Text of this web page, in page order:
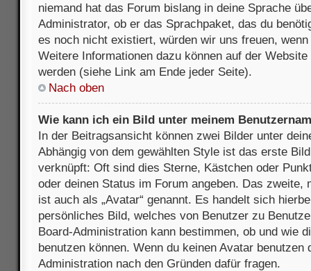
niemand hat das Forum bislang in deine Sprache
Administrator, ob er das Sprachpaket, das du
es noch nicht existiert, würden wir uns freuen,
Weitere Informationen dazu können auf der
werden (siehe Link am Ende jeder Seite).
Nach oben
Wie kann ich ein Bild unter meinem
In der Beitragsansicht können zwei Bilder unter
Abhängig von dem gewählten Style ist das erste
verknüpft: Oft sind dies Sterne, Kästchen oder
oder deinen Status im Forum angeben. Das zweite,
ist auch als „Avatar“ genannt. Es handelt sich
persönliches Bild, welches von Benutzer zu
Board-Administration kann bestimmen, ob und wie
benutzen können. Wenn du keinen Avatar
Administration nach den Gründen dafür fragen.